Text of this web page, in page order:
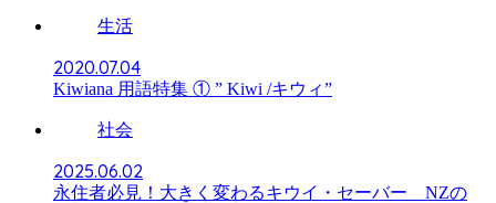
生活
2020.07.04
Kiwiana 用語特集 ① ” Kiwi /キウィ”
社会
2025.06.02
永住者必見！大きく変わるキウイ・セーバー NZの